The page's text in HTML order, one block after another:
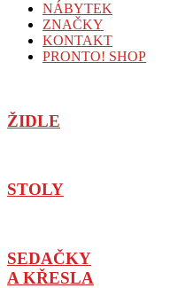
NÁBYTEK
ZNAČKY
KONTAKT
PRONTO! SHOP
ŽIDLE
STOLY
SEDAČKY
A KŘESLA